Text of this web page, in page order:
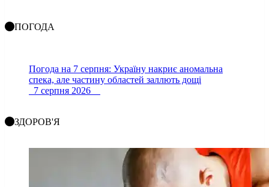
ПОГОДА
Погода на 7 серпня: Україну накриє аномальна
спека, але частину областей заллють дощі
7 серпня 2026
ЗДОРОВ'Я